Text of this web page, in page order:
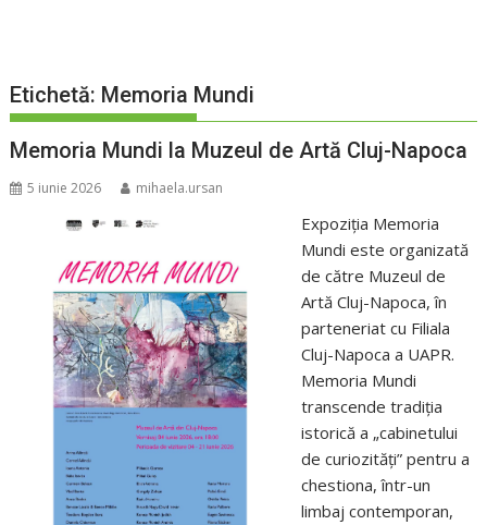
Etichetă: Memoria Mundi
Memoria Mundi la Muzeul de Artă Cluj-Napoca
5 iunie 2026 mihaela.ursan
Expoziția Memoria
Mundi este organizată
de către Muzeul de
Artă Cluj-Napoca, în
parteneriat cu Filiala
Cluj-Napoca a UAPR.
Memoria Mundi
transcende tradiția
istorică a „cabinetului
de curiozități” pentru a
chestiona, într-un
limbaj contemporan,